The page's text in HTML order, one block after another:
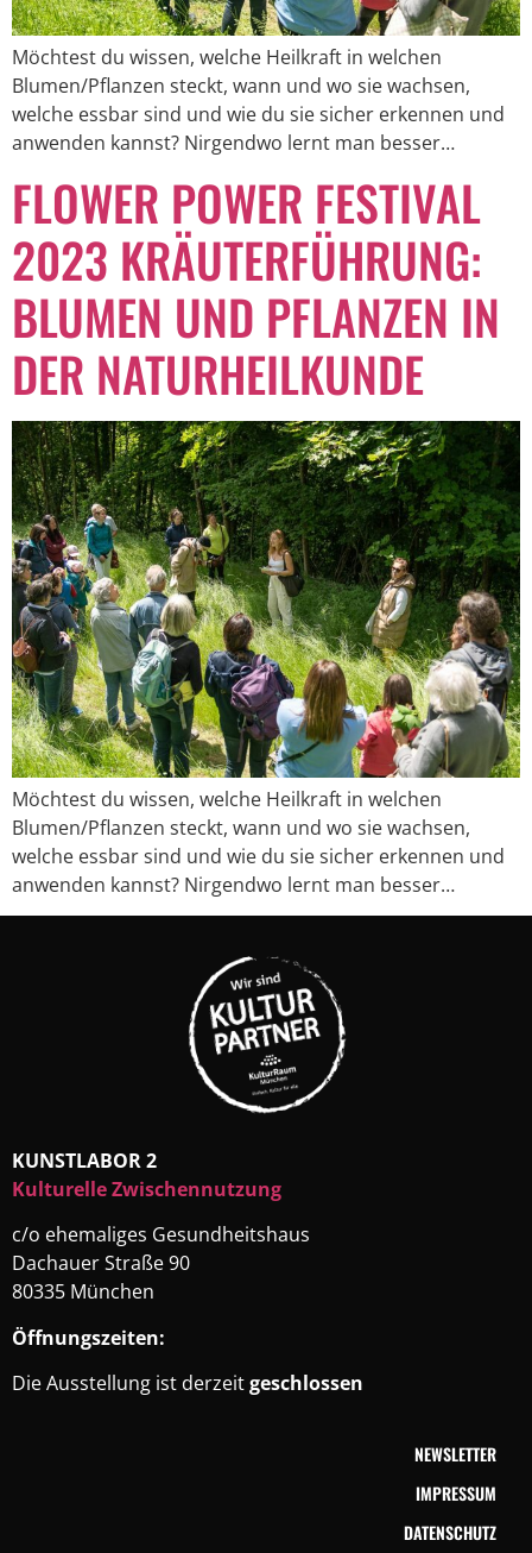
Möchtest du wissen, welche Heilkraft in welchen
Blumen/Pflanzen steckt, wann und wo sie wachsen,
welche essbar sind und wie du sie sicher erkennen und
anwenden kannst? Nirgendwo lernt man besser…
FLOWER POWER FESTIVAL
2023 KRÄUTERFÜHRUNG:
BLUMEN UND PFLANZEN IN
DER NATURHEILKUNDE
Möchtest du wissen, welche Heilkraft in welchen
Blumen/Pflanzen steckt, wann und wo sie wachsen,
welche essbar sind und wie du sie sicher erkennen und
anwenden kannst? Nirgendwo lernt man besser…
KUNSTLABOR 2
Kulturelle Zwischennutzung
c/o ehemaliges Gesundheitshaus
Dachauer Straße 90
80335 München
Öffnungszeiten:
Die Ausstellung ist derzeitgeschlossen
NEWSLETTER
IMPRESSUM
DATENSCHUTZ